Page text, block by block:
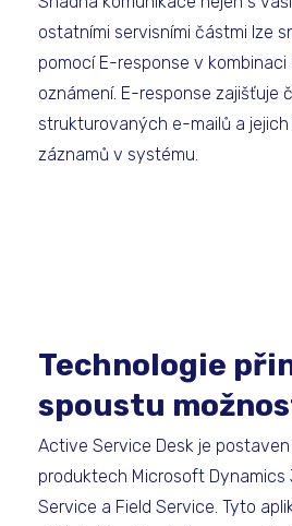
ostatními servisními částmi lze
pomocí E-response v kombinaci
oznámení. E-response zajišťuje
strukturovaných e-mailů a jejich
záznamů v systému.
Technologie
spoustu
Active Service Desk je
produktech Microsoft Dynamics
Service a Field Service. Tyto